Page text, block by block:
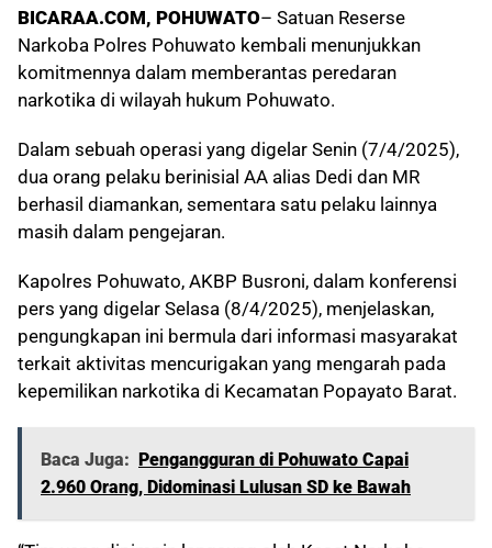
BICARAA.COM, POHUWATO– Satuan Reserse
Narkoba Polres Pohuwato kembali menunjukkan
komitmennya dalam memberantas peredaran
narkotika di wilayah hukum Pohuwato.
Dalam sebuah operasi yang digelar Senin (7/4/2025),
dua orang pelaku berinisial AA alias Dedi dan MR
berhasil diamankan, sementara satu pelaku lainnya
masih dalam pengejaran.
Kapolres Pohuwato, AKBP Busroni, dalam konferensi
pers yang digelar Selasa (8/4/2025), menjelaskan,
pengungkapan ini bermula dari informasi masyarakat
terkait aktivitas mencurigakan yang mengarah pada
kepemilikan narkotika di Kecamatan Popayato Barat.
Baca Juga: Pengangguran di Pohuwato Capai
2.960 Orang, Didominasi Lulusan SD ke Bawah